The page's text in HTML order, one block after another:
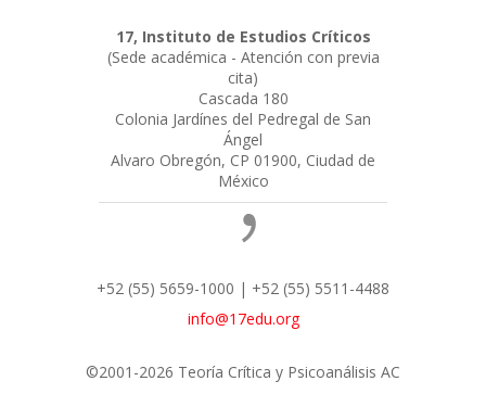
17, Instituto de Estudios Críticos
(Sede académica - Atención con previa
cita)
Cascada 180
Colonia Jardínes del Pedregal de San
Ángel
Alvaro Obregón, CP 01900, Ciudad de
México
+52 (55) 5659-1000 | +52 (55) 5511-4488
info@17edu.org
©2001-2026 Teoría Crítica y Psicoanálisis AC